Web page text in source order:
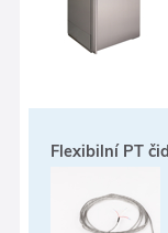
Flexibilní PT